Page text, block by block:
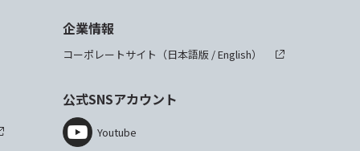
企業情報
コーポレートサイト（日本語版 /English）
公式SNSアカウント
Youtube